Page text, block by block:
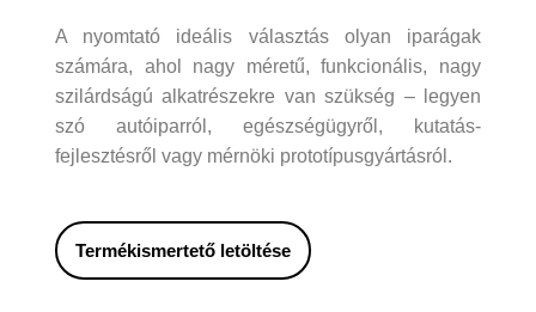
A nyomtató ideális választás olyan iparágak
számára, ahol nagy méretű, funkcionális, nagy
szilárdságú alkatrészekre van szükség – legyen
szó autóiparról, egészségügyről, kutatás-
fejlesztésről vagy mérnöki prototípusgyártásról.
Termékismertető letöltése